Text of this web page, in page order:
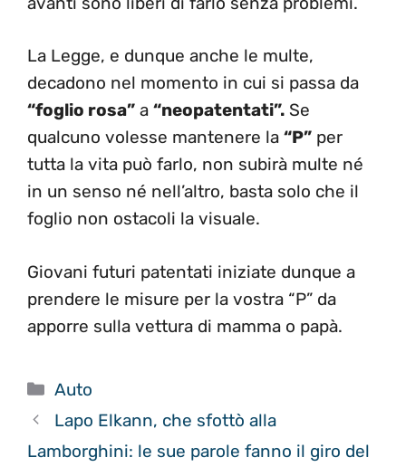
La Legge, e dunque anche le multe,
decadono nel momento in cui si passa da
“foglio rosa” a “neopatentati”. Se
qualcuno volesse mantenere la “P” per
tutta la vita può farlo, non subirà multe né
in un senso né nell’altro, basta solo che il
foglio non ostacoli la visuale.
Giovani futuri patentati iniziate dunque a
prendere le misure per la vostra “P” da
apporre sulla vettura di mamma o papà.
Categorie
Auto
Lapo Elkann, che sfottò alla
Lamborghini: le sue parole fanno il giro del